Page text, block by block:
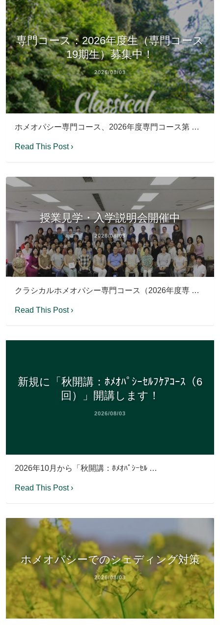
専門コース：2026年度生（専門コース
19期生）募集中！
2026/08/03
ホメオパシー専門コース、2026年度専門コース第 …
Read This Post ›
授業見学・入学説明会開催中
2026/08/03
クラシカルホメオパシー専門コース（2026年度専 …
Read This Post ›
新規に「秋開講：ﾎﾒｵﾊﾟｼｰｾﾙﾌｹｱｺｰｽ（6
回）」開講します！
2026/08/03
2026年10月から「秋開講：ﾎﾒｵﾊﾟｼｰｾﾙ …
Read This Post ›
ホメオパシーでのシェディング対策
2026/08/03